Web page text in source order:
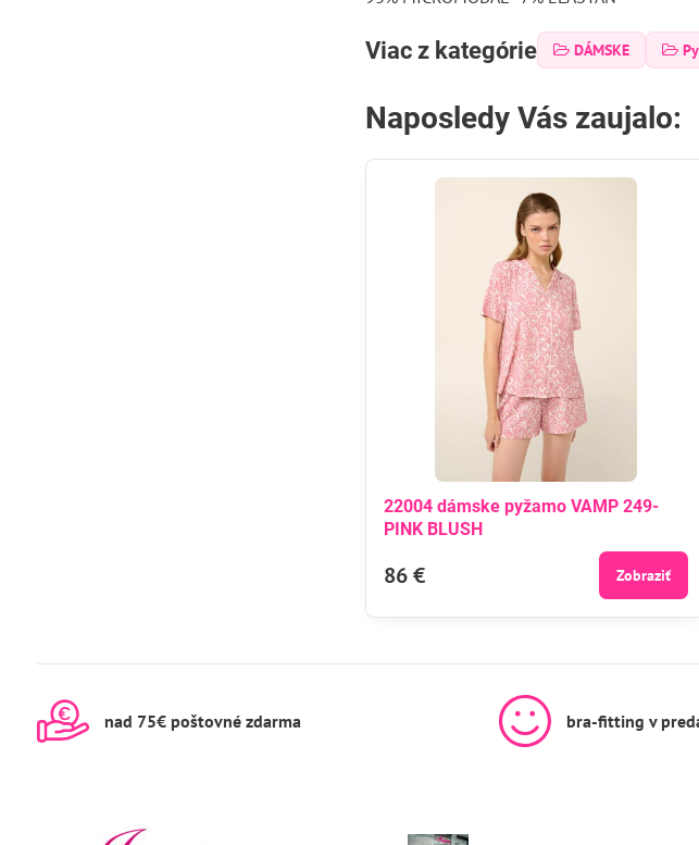
Viac z kategórie DÁMSKE
Naposledy Vás zaujalo:
22004 dámske pyžamo VAMP 249-
PINK BLUSH
86 € Zobraziť
nad 75€ poštovné zdarma bra-fitting v